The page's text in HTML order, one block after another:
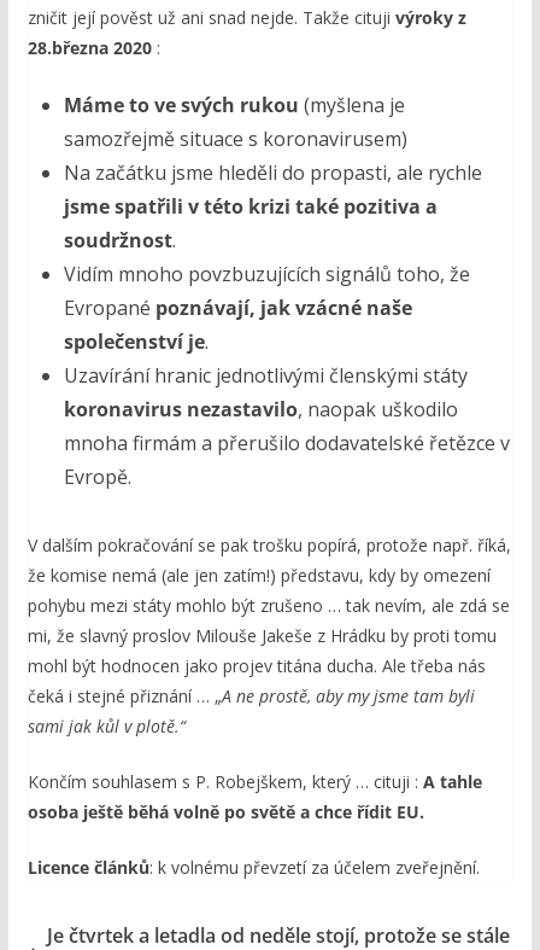
zničit její pověst už ani snad nejde. Takže cituji výroky z
28.března 2020:
Máme to ve svých rukou (myšlena je
samozřejmě situace s koronavirusem)
Na začátku jsme hleděli do propasti, ale rychle
jsme spatřili v této krizi také pozitiva a
soudržnost.
Vidím mnoho povzbuzujících signálů toho, že
Evropané poznávají, jak vzácné naše
společenství je.
Uzavírání hranic jednotlivými členskými státy
koronavirus nezastavilo, naopak uškodilo
mnoha firmám a přerušilo dodavatelské řetězce v
Evropě.
V dalším pokračování se pak trošku popírá, protože např. říká,
že komise nemá (ale jen zatím!) představu, kdy by omezení
pohybu mezi státy mohlo být zrušeno … tak nevím, ale zdá se
mi, že slavný proslov Milouše Jakeše z Hrádku by proti tomu
mohl být hodnocen jako projev titána ducha. Ale třeba nás
čeká i stejné přiznání … „A ne prostě, aby my jsme tam byli
sami jak kůl v plotě.“
Končím souhlasem s P. Robejškem, který … cituji : A tahle
osoba ještě běhá volně po světě a chce řídit EU.
Licence článků: k volnému převzetí za účelem zveřejnění.
Je čtvrtek a letadla od neděle stojí, protože se stále